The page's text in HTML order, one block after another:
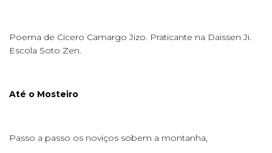
Poema de Cicero Camargo Jizo. Praticante na Daissen Ji.
Escola Soto Zen.
Até o Mosteiro
Passo a passo os noviços sobem a montanha,